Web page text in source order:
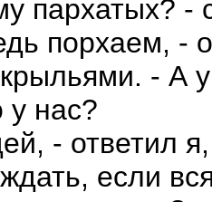
-
-
- А
нас?
ответил я,
если